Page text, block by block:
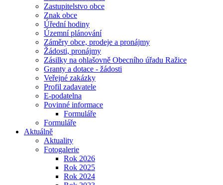
Zastupitelstvo obce
Znak obce
Úřední hodiny
Územní plánování
Záměry obce, prodeje a pronájmy
Žádosti, pronájmy
Zásilky na ohlašovně Obecního úřadu Ražice
Granty a dotace - žádosti
Veřejné zakázky
Profil zadavatele
E-podatelna
Povinné informace
Formuláře
Formuláře
Aktuálně
Aktuality
Fotogalerie
Rok 2026
Rok 2025
Rok 2024